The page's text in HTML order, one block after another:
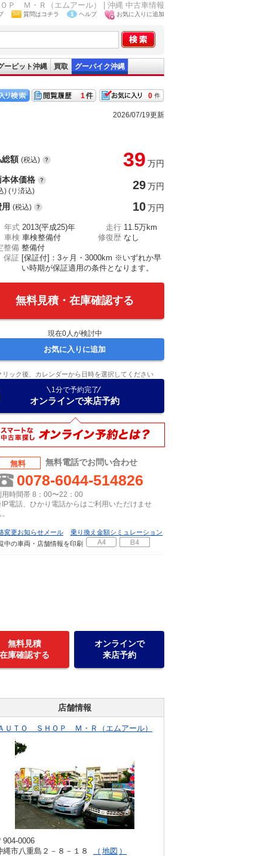
Ｐ Ｍ・Ｒ（エムアール） | 沖縄 中古車情報
質問はコチラ ヘルプ お気に入りに追加
ーピット沖縄 買取 グーバイク沖縄
0
1
2026/07/19更新
総額 (税込) 39 万円
本体価格
) (リ済込) 29万円
(税込) 10万円
年式 2013(平成25)年 走行 11.5万km
車検 車検整備付 修復歴 なし
整備 整備付
保証 [保証付]：3ヶ月・3000km ※いずれか早
い時期が保証適用の条件となります。
無料見積・在庫確認する
現在0人が検討中
お気に入りに追加
リック後、カレンダーから日時を選択してください
1分で予約完了
オンラインで来店予約
無料 無料電話でお問い合わせ
0078-6044-514826
用時間帯 8：00〜22：00
電話、ひかり電話からはご利用いただけませ
変更お知らせメール
乗り換え金額シミュレーション
中の車両・店舗情報を印刷
無料見積
在庫確認する
オンラインで
来店予約
店舗情報
ＵＴＯ ＳＨＯＰ Ｍ・Ｒ（エムアール）
904-0006
縄市八重島２－８－１８
地図